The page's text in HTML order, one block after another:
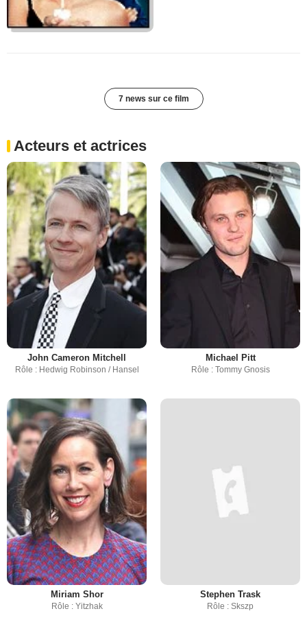
7 news sur ce film
Acteurs et actrices
John Cameron Mitchell
Rôle : Hedwig Robinson / Hansel
Michael Pitt
Rôle : Tommy Gnosis
Miriam Shor
Rôle : Yitzhak
Stephen Trask
Rôle : Skszp